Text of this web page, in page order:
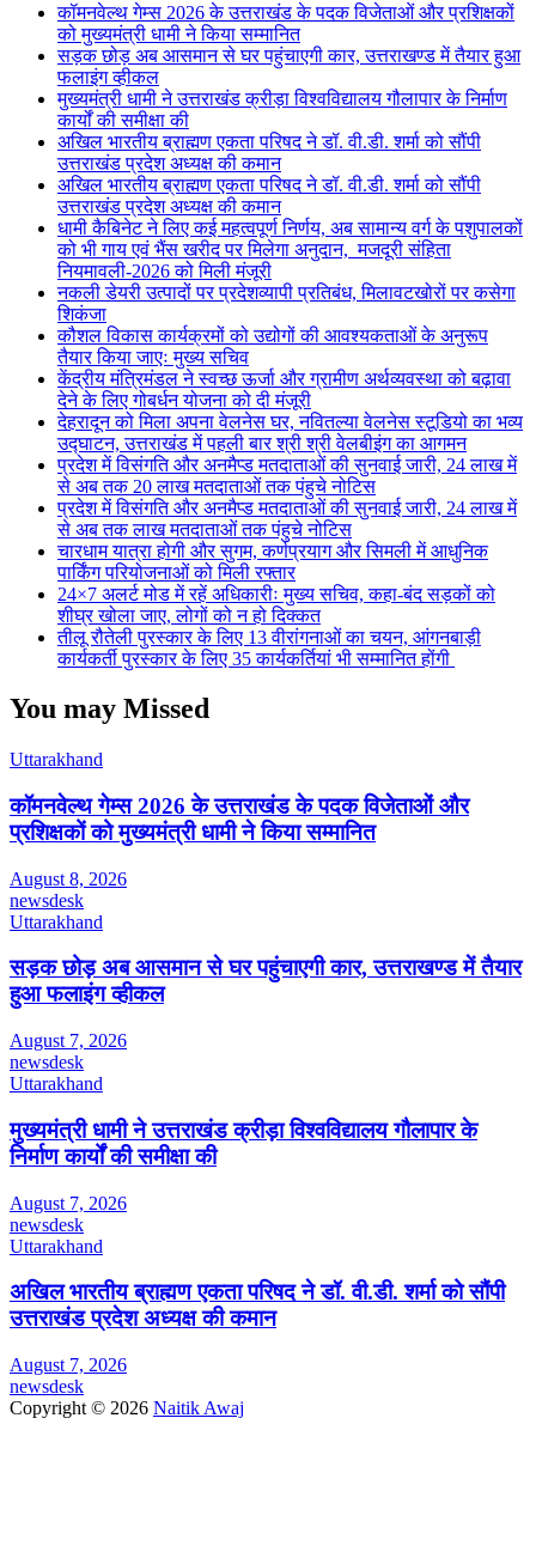
कॉमनवेल्थ गेम्स 2026 के उत्तराखंड के पदक विजेताओं और प्रशिक्षकों
को मुख्यमंत्री धामी ने किया सम्मानित
सड़क छोड़ अब आसमान से घर पहुंचाएगी कार, उत्तराखण्ड में तैयार हुआ
फलाइंग व्हीकल
मुख्यमंत्री धामी ने उत्तराखंड क्रीड़ा विश्वविद्यालय गौलापार के निर्माण
कार्यों की समीक्षा की
अखिल भारतीय ब्राह्मण एकता परिषद ने डॉ. वी.डी. शर्मा को सौंपी
उत्तराखंड प्रदेश अध्यक्ष की कमान
अखिल भारतीय ब्राह्मण एकता परिषद ने डॉ. वी.डी. शर्मा को सौंपी
उत्तराखंड प्रदेश अध्यक्ष की कमान
धामी कैबिनेट ने लिए कई महत्वपूर्ण निर्णय, अब सामान्य वर्ग के पशुपालकों
को भी गाय एवं भैंस खरीद पर मिलेगा अनुदान, मजदूरी संहिता
नियमावली-2026 को मिली मंजूरी
नकली डेयरी उत्पादों पर प्रदेशव्यापी प्रतिबंध, मिलावटखोरों पर कसेगा
शिकंजा
कौशल विकास कार्यक्रमों को उद्योगों की आवश्यकताओं के अनुरूप
तैयार किया जाएः मुख्य सचिव
केंद्रीय मंत्रिमंडल ने स्वच्छ ऊर्जा और ग्रामीण अर्थव्यवस्था को बढ़ावा
देने के लिए गोबर्धन योजना को दी मंजूरी
देहरादून को मिला अपना वेलनेस घर, नवितल्या वेलनेस स्टूडियो का भव्य
उद्घाटन, उत्तराखंड में पहली बार श्री श्री वेलबीइंग का आगमन
प्रदेश में विसंगति और अनमैप्ड मतदाताओं की सुनवाई जारी, 24 लाख में
से अब तक 20 लाख मतदाताओं तक पंहुचे नोटिस
प्रदेश में विसंगति और अनमैप्ड मतदाताओं की सुनवाई जारी, 24 लाख में
से अब तक लाख मतदाताओं तक पंहुचे नोटिस
चारधाम यात्रा होगी और सुगम, कर्णप्रयाग और सिमली में आधुनिक
पार्किंग परियोजनाओं को मिली रफ्तार
24×7 अलर्ट मोड में रहें अधिकारीः मुख्य सचिव, कहा-बंद सड़कों को
शीघ्र खोला जाए, लोगों को न हो दिक्कत
तीलू रौतेली पुरस्कार के लिए 13 वीरांगनाओं का चयन, आंगनबाड़ी
कार्यकर्ती पुरस्कार के लिए 35 कार्यकर्तियां भी सम्मानित होंगी
You may Missed
Uttarakhand
कॉमनवेल्थ गेम्स 2026 के उत्तराखंड के पदक विजेताओं और
प्रशिक्षकों को मुख्यमंत्री धामी ने किया सम्मानित
August 8, 2026
newsdesk
Uttarakhand
सड़क छोड़ अब आसमान से घर पहुंचाएगी कार, उत्तराखण्ड में तैयार
हुआ फलाइंग व्हीकल
August 7, 2026
newsdesk
Uttarakhand
मुख्यमंत्री धामी ने उत्तराखंड क्रीड़ा विश्वविद्यालय गौलापार के
निर्माण कार्यों की समीक्षा की
August 7, 2026
newsdesk
Uttarakhand
अखिल भारतीय ब्राह्मण एकता परिषद ने डॉ. वी.डी. शर्मा को सौंपी
उत्तराखंड प्रदेश अध्यक्ष की कमान
August 7, 2026
newsdesk
Copyright © 2026 Naitik Awaj